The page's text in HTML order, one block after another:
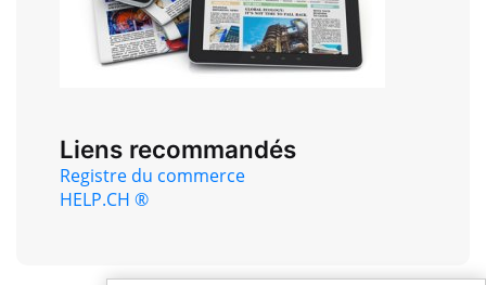
Liens recommandés
Registre du commerce
HELP.CH ®